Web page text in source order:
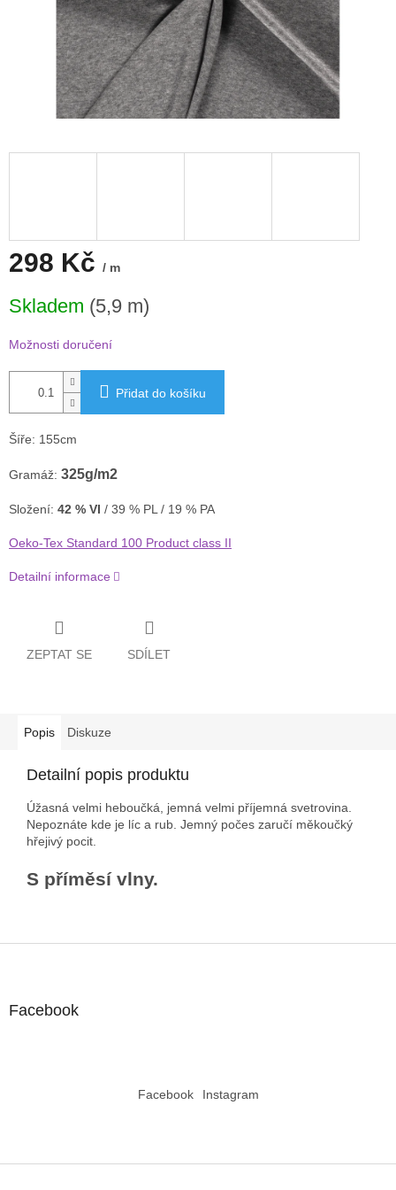
298 Kč / m
cena:
Skladem (5,9 m)
Možnosti doručení
Přidat do košíku
Šíře: 155cm
Gramáž: 325g/m2
Složení: 42 % VI / 39 % PL / 19 % PA
Oeko-Tex Standard 100 Product class II
Detailní informace
ZEPTAT SE SDÍLET
Popis Diskuze
Detailní popis produktu
Úžasná velmi heboučká, jemná velmi příjemná svetrovina.
Nepoznáte kde je líc a rub. Jemný počes zaručí měkoučký
hřejivý pocit.
S příměsí vlny.
Facebook
Facebook Instagram